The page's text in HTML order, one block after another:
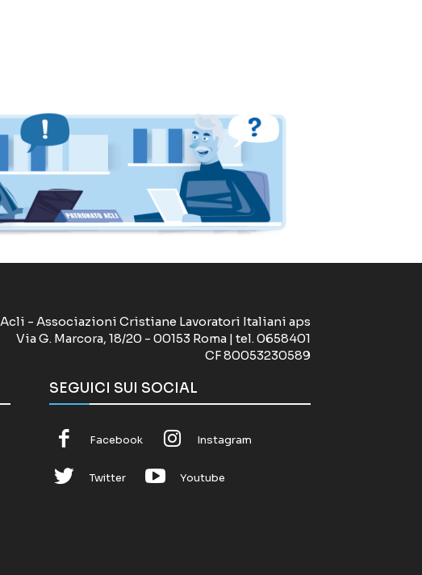
Acli - Associazioni Cristiane Lavoratori Italiani aps
Via G. Marcora, 18/20 - 00153 Roma | tel. 0658401
CF 80053230589
SEGUICI SUI SOCIAL
Facebook Instagram
Twitter Youtube